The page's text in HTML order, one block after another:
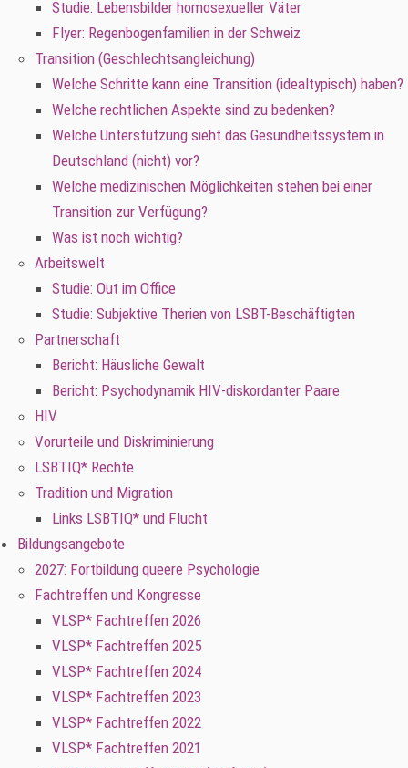
Studie: Lebensbilder homosexueller Väter
Flyer: Regenbogenfamilien in der Schweiz
Transition (Geschlechtsangleichung)
Welche Schritte kann eine Transition (idealtypisch) haben?
Welche rechtlichen Aspekte sind zu bedenken?
Welche Unterstützung sieht das Gesundheitssystem in
Deutschland (nicht) vor?
Welche medizinischen Möglichkeiten stehen bei einer
Transition zur Verfügung?
Was ist noch wichtig?
Arbeitswelt
Studie: Out im Office
Studie: Subjektive Therien von LSBT-Beschäftigten
Partnerschaft
Bericht: Häusliche Gewalt
Bericht: Psychodynamik HIV-diskordanter Paare
HIV
Vorurteile und Diskriminierung
LSBTIQ* Rechte
Tradition und Migration
Links LSBTIQ* und Flucht
Bildungsangebote
2027: Fortbildung queere Psychologie
Fachtreffen und Kongresse
VLSP* Fachtreffen 2026
VLSP* Fachtreffen 2025
VLSP* Fachtreffen 2024
VLSP* Fachtreffen 2023
VLSP* Fachtreffen 2022
VLSP* Fachtreffen 2021